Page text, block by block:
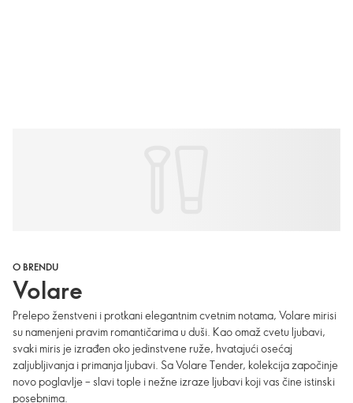
O BRENDU
Volare
Prelepo ženstveni i protkani elegantnim cvetnim notama, Volare mirisi
su namenjeni pravim romantičarima u duši. Kao omaž cvetu ljubavi,
svaki miris je izrađen oko jedinstvene ruže, hvatajući osećaj
zaljubljivanja i primanja ljubavi. Sa Volare Tender, kolekcija započinje
novo poglavlje – slavi tople i nežne izraze ljubavi koji vas čine istinski
posebnima.